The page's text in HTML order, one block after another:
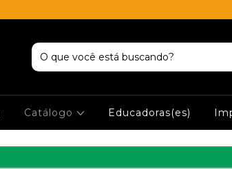
Catálogo Educadoras(es)